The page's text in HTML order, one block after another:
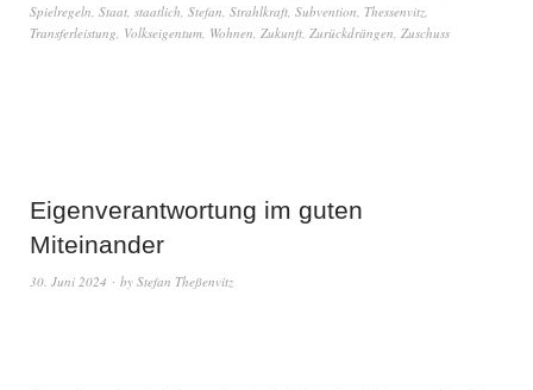
Spielregeln, Staat, staatlich, Stefan, Strahlkraft, Subvention, Thessenvitz,
Transferleistung, Volkseigentum, Wohnen, Zukunft, Zurückdrängen, Zuschuss
Eigenverantwortung im guten
Miteinander
30. Juni 2024 by Stefan Theßenvitz